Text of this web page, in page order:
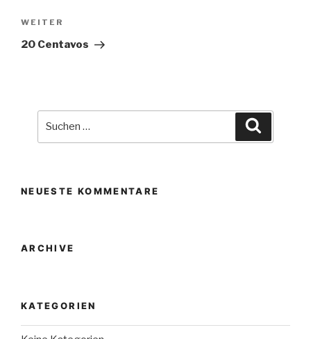
Nächster
Beitrag
WEITER
20 Centavos
NEUESTE KOMMENTARE
ARCHIVE
KATEGORIEN